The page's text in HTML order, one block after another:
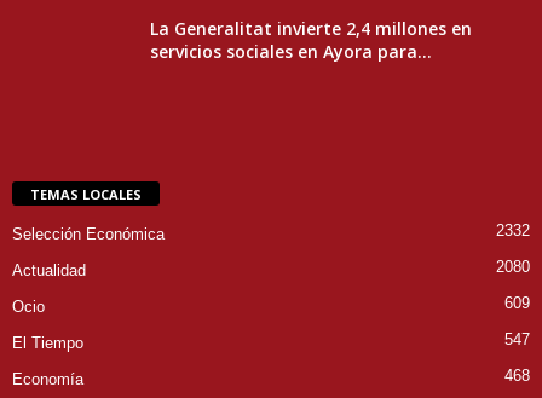
La Generalitat invierte 2,4 millones en
servicios sociales en Ayora para...
TEMAS LOCALES
Selección Económica 2332
Actualidad 2080
Ocio 609
El Tiempo 547
Economía 468